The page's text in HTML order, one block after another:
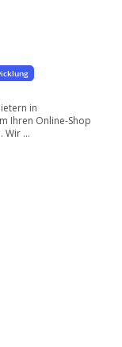
in
Ihren Online-Shop
Wir ...